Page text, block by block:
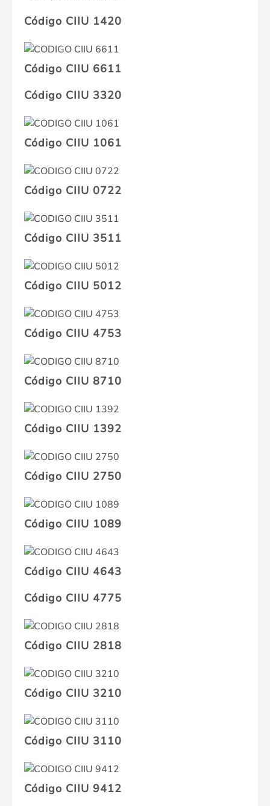
Código CIIU 1420
Código CIIU 6611
Código CIIU 3320
Código CIIU 1061
Código CIIU 0722
Código CIIU 3511
Código CIIU 5012
Código CIIU 4753
Código CIIU 8710
Código CIIU 1392
Código CIIU 2750
Código CIIU 1089
Código CIIU 4643
Código CIIU 4775
Código CIIU 2818
Código CIIU 3210
Código CIIU 3110
Código CIIU 9412